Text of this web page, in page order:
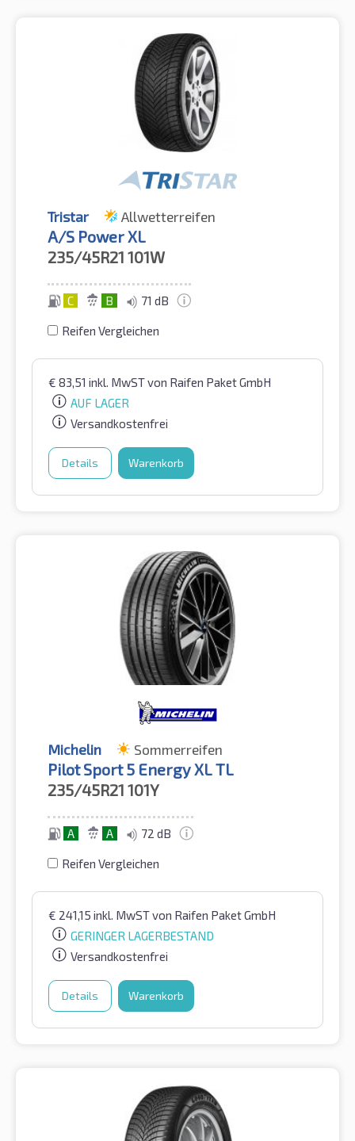
Tristar Allwetterreifen
A/S Power XL
235/45R21 101W
C B 71 dB
Reifen Vergleichen
€ 83,51 inkl. MwSTvon Raifen Paket GmbH
AUF LAGER
Versandkostenfrei
Details Warenkorb
Michelin Sommerreifen
Pilot Sport 5 Energy XL TL
235/45R21 101Y
A A 72 dB
Reifen Vergleichen
€ 241,15 inkl. MwSTvon Raifen Paket GmbH
GERINGER LAGERBESTAND
Versandkostenfrei
Details Warenkorb